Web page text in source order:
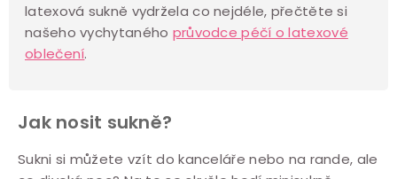
latexová sukně vydržela co nejdéle, přečtěte si
našeho vychytaného průvodce péčí o latexové
oblečení.
Jak nosit sukně?
Sukni si můžete vzít do kanceláře nebo na rande, ale